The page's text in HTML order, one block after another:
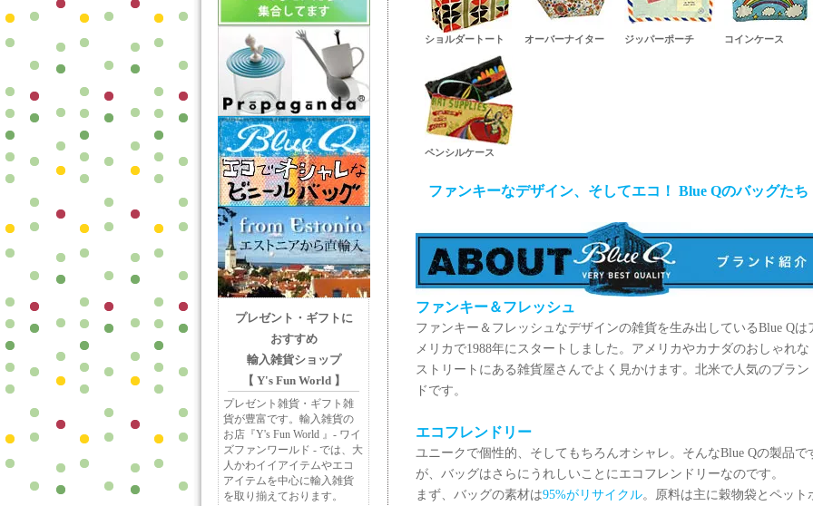
ショルダートート オーバーナイター ジッパーポーチ コインケース
ペンシルケース
ファンキーなデザイン、そしてエコ！ Blue Qのバッグたち
ファンキー＆フレッシュ
ファンキー＆フレッシュなデザインの雑貨を生み出しているBlue Qは
メリカで1988年にスタートしました。アメリカやカナダのおしゃれな
ストリートにある雑貨屋さんでよく見かけます。北米で人気のブラン
ドです。
エコフレンドリー
ユニークで個性的、そしてもちろんオシャレ。そんなBlue Qの製品で
が、バッグはさらにうれしいことにエコフレンドリーなのです。
まず、バッグの素材は95%がリサイクル。原料は主に穀物袋とペット
プレゼント・ギフトに
おすすめ
輸入雑貨ショップ
【 Y's Fun World 】
プレゼント雑貨・ギフト雑
貨が豊富です。輸入雑貨の
お店『Y's Fun World 』- ワイ
ズファンワールド - では、大
人かわイイアイテムやエコ
アイテムを中心に輸入雑貨
を取り揃えております。